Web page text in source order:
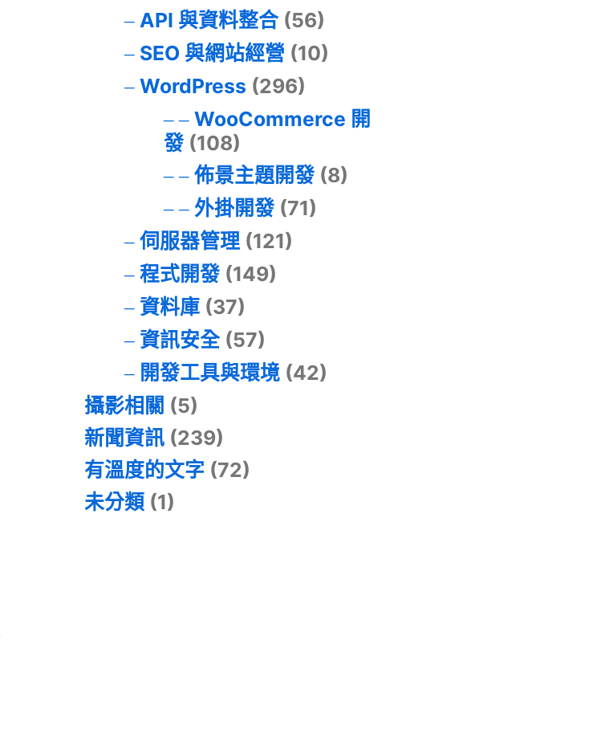
API 與資料整合(56)
SEO 與網站經營 (10)
WordPress (296)
WooCommerce 開
發(108)
佈景主題開發(8)
外掛開發(71)
伺服器管理(121)
程式開發(149)
資料庫(37)
資訊安全(57)
開發工具與環境(42)
攝影相關 (5)
新聞資訊 (239)
有溫度的文字 (72)
未分類 (1)